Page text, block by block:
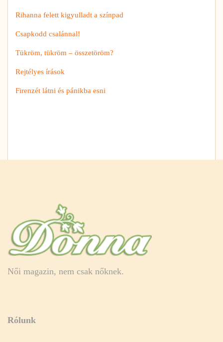
Rihanna felett kigyulladt a színpad
Csapkodd csalánnal!
Tükröm, tükröm – összetöröm?
Rejtélyes írások
Firenzét látni és pánikba esni
Női magazin, nem csak nőknek.
Rólunk